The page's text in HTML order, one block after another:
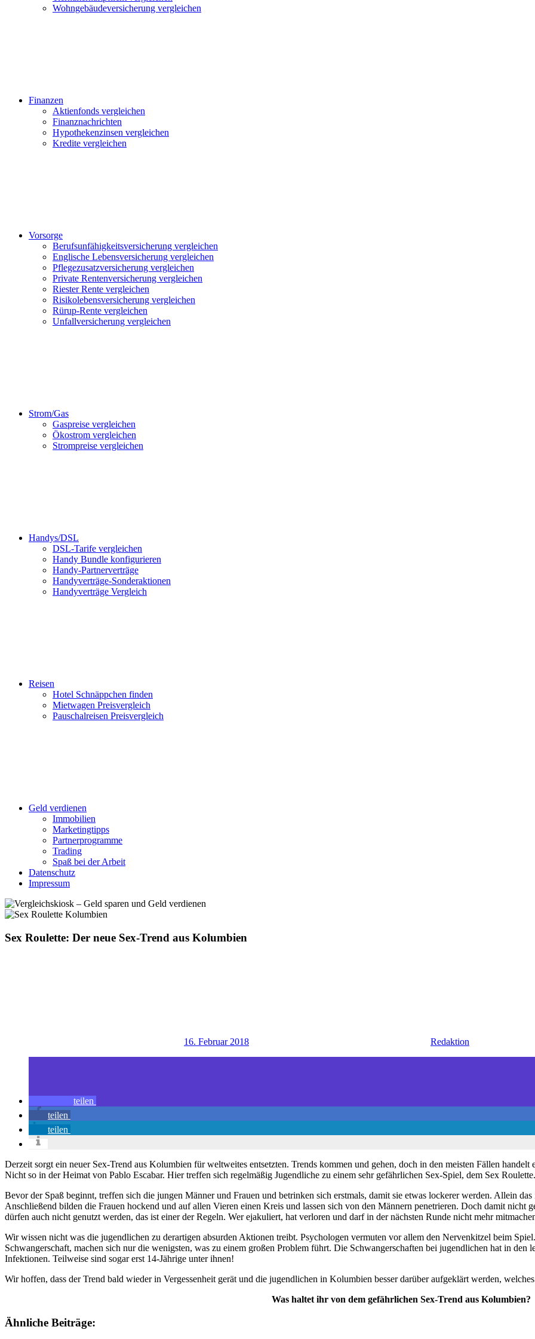
Wohngebäudeversicherung vergleichen
Finanzen
Aktienfonds vergleichen
Finanznachrichten
Hypothekenzinsen vergleichen
Kredite vergleichen
Vorsorge
Berufsunfähigkeitsversicherung vergleichen
Englische Lebensversicherung vergleichen
Pflegezusatzversicherung vergleichen
Private Rentenversicherung vergleichen
Riester Rente vergleichen
Risikolebensversicherung vergleichen
Rürup-Rente vergleichen
Unfallversicherung vergleichen
Strom/Gas
Gaspreise vergleichen
Ökostrom vergleichen
Strompreise vergleichen
Handys/DSL
DSL-Tarife vergleichen
Handy Bundle konfigurieren
Handy-Partnerverträge
Handyverträge-Sonderaktionen
Handyverträge Vergleich
Reisen
Hotel Schnäppchen finden
Mietwagen Preisvergleich
Pauschalreisen Preisvergleich
Geld verdienen
Immobilien
Marketingtipps
Partnerprogramme
Trading
Spaß bei der Arbeit
Datenschutz
Impressum
Sex Roulette: Der neue Sex-Trend aus Kolumbien
16. Februar 2018 Redaktion
teilen
teilen
teilen
Derzeit sorgt ein neuer Sex-Trend aus Kolumbien für weltweites entsetzten. Trends kommen und gehen, doch in den meisten Fällen
Nicht so in der Heimat von Pablo Escabar. Hier treffen sich regelmäßig Jugendliche zu einem sehr gefährlichen Sex-Spiel, dem Sex Roulette.
Bevor der Spaß beginnt, treffen sich die jungen Männer und Frauen und betrinken sich erstmals, damit sie etwas lockerer werden. Allein
Anschließend bilden die Frauen hockend und auf allen Vieren einen Kreis und lassen sich von den Männern penetrieren. Doch damit nicht
dürfen auch nicht genutzt werden, das ist einer der Regeln. Wer ejakuliert, hat verloren und darf in der nächsten Runde nicht mehr
Wir wissen nicht was die jugendlichen zu derartigen absurden Aktionen treibt. Psychologen vermuten vor allem den Nervenkitzel beim
Schwangerschaft, machen sich nur die wenigsten, was zu einem großen Problem führt. Die Schwangerschaften bei jugendlichen hat in
Infektionen. Teilweise sind sogar erst 14-Jährige unter ihnen!
Wir hoffen, dass der Trend bald wieder in Vergessenheit gerät und die jugendlichen in Kolumbien besser darüber aufgeklärt werden,
Was haltet ihr von dem gefährlichen Sex-Trend aus Kolumbien?
Ähnliche Beiträge: